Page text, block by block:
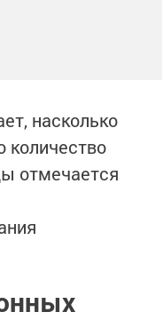
насколько
количество
отмечается